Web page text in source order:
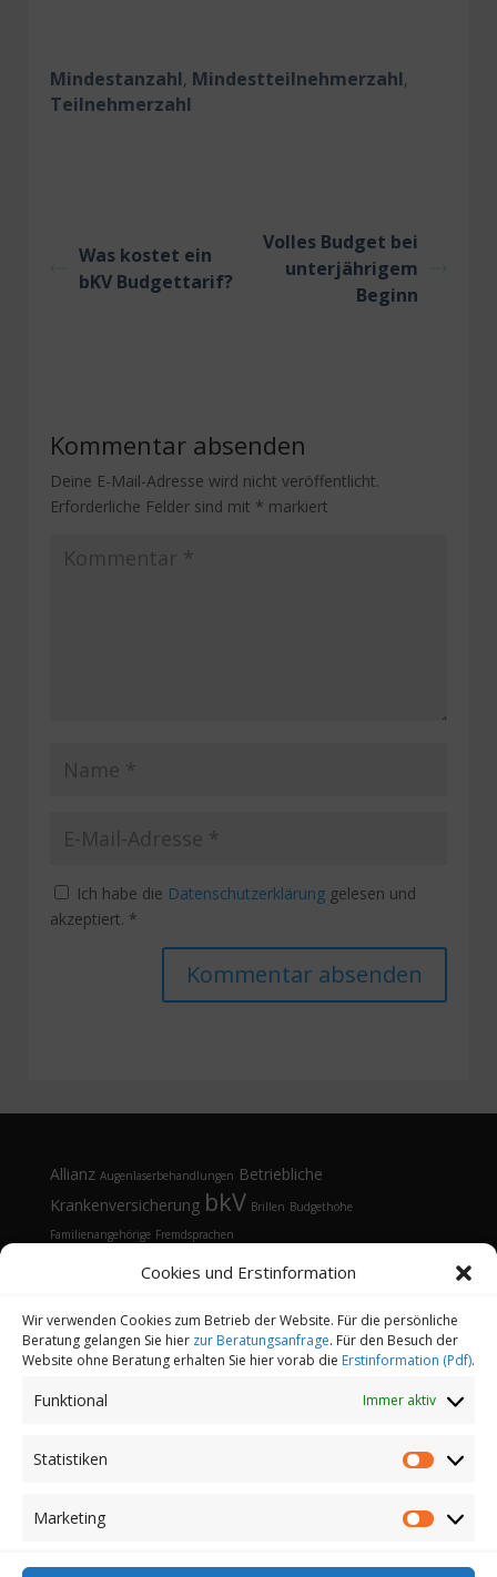
Cookies und Erstinformation
Wir verwenden Cookies zum Betrieb der Website. Für die persönliche
Beratung gelangen Sie hier zur Beratungsanfrage. Für den Besuch der
Website ohne Beratung erhalten Sie hier vorab die Erstinformation (Pdf).
Funktional Immer aktiv
Statistiken
Marketing
Mindestanzahl, Mindestteilnehmerzahl,
Teilnehmerzahl
Was kostet ein
bKV Budgettarif?
Volles Budget bei
unterjährigem
Beginn
Kommentar absenden
Deine E-Mail-Adresse wird nicht veröffentlicht.
Erforderliche Felder sind mit * markiert
Ich habe die Datenschutzerklärung gelesen und
akzeptiert. *
Allianz Augenlaserbehandlungen Betriebliche
Krankenversicherung bkV Brillen Budgethöhe
Familienangehörige Fremdsprachen
Gesundheitsmanagement Gesundheitstelefon
Sonnenbrille Tarifvergleich Vorsorgeuntersuchungen Vorteile
Öffnungsfenster